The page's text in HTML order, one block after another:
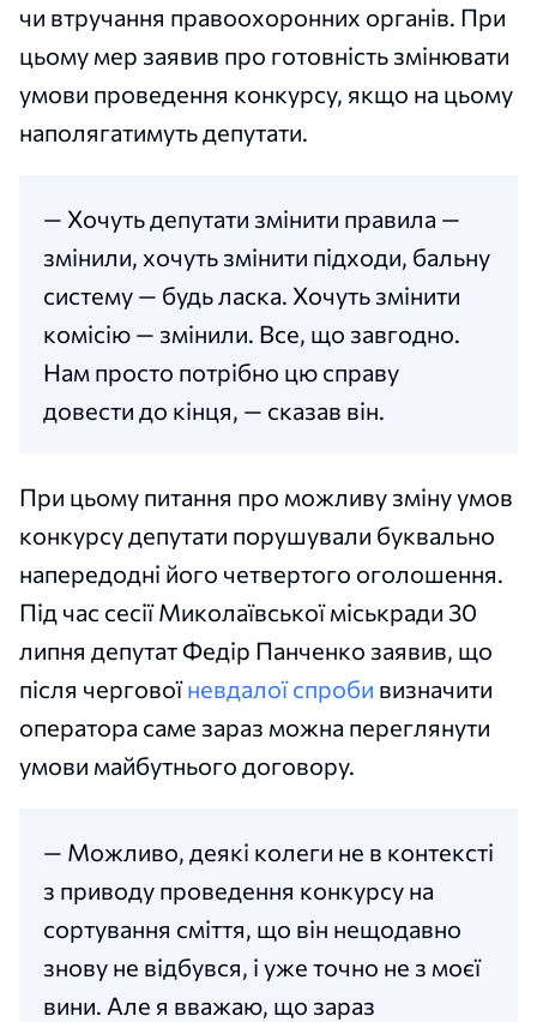
чи втручання правоохоронних органів. При
цьому мер заявив про готовність змінювати
умови проведення конкурсу, якщо на цьому
наполягатимуть депутати.
— Хочуть депутати змінити правила —
змінили, хочуть змінити підходи, бальну
систему — будь ласка. Хочуть змінити
комісію — змінили. Все, що завгодно.
Нам просто потрібно цю справу
довести до кінця, — сказав він.
При цьому питання про можливу зміну умов
конкурсу депутати порушували буквально
напередодні його четвертого оголошення.
Під час сесії Миколаївської міськради 30
липня депутат Федір Панченко заявив, що
після черговоїневдалої спроби визначити
оператора саме зараз можна переглянути
умови майбутнього договору.
— Можливо, деякі колеги не в контексті
з приводу проведення конкурсу на
сортування сміття, що він нещодавно
знову не відбувся, і уже точно не з моєї
вини. Але я вважаю, що зараз